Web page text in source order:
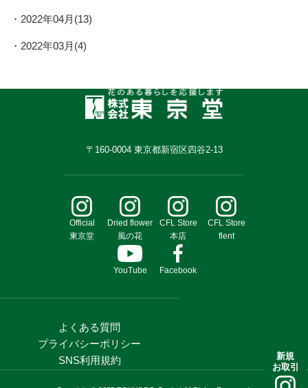
2022年04月(13)
2022年03月(4)
新規
お取引
〒160-0004 東京都新宿区四谷2-13
Official
東京堂
Dried flower
風の花
CFL Store
本店
CFL Store
flent
YouTube Facebook
よくある質問
プライバシーポリシー
SNS利用規約